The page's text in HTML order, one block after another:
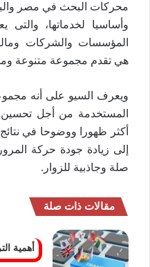
محركات البحث في مصر
وأساسيا لخدماتها، والتى
المؤسسات والشركات
هي تقدم مجموعة متنوعة
ويعرف السيو على أنه
المستخدمة من أجل
أكثر ظهورا ووضوحا في
إلى زيادة جودة حركة
صلة وجاذبية للزوار.
مقالات ذات صلة
أهمية